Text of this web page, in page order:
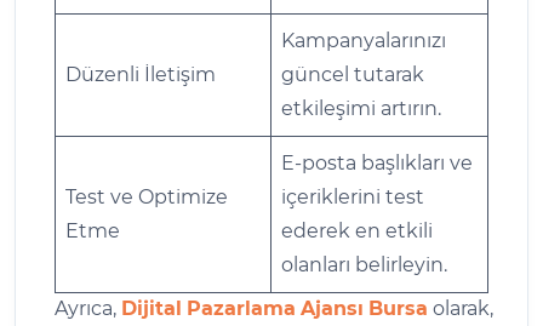
Düzenli İletişim
Kampanyalarınızı
güncel tutarak
etkileşimi artırın.
Test ve Optimize
Etme
E-posta başlıkları ve
içeriklerini test
ederek en etkili
olanları belirleyin.
Ayrıca, Dijital Pazarlama Ajansı Bursa olarak,